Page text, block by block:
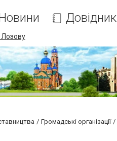
Довідник
Лозову
Громадські організації